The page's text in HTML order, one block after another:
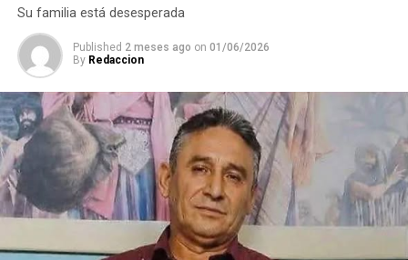
Su familia está desesperada
Published 2 meses ago on 01/06/2026
By Redaccion